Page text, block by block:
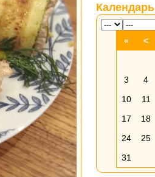
Календарь
« <
3
4
10
11
17
18
24
25
31